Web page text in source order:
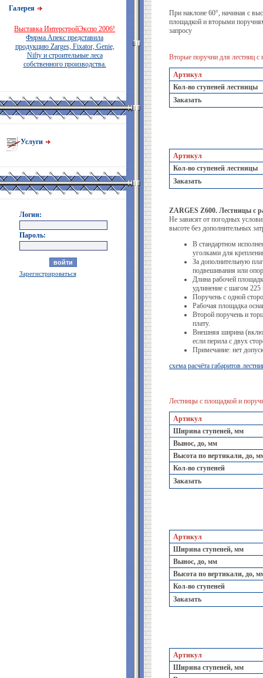
Галерея
Выставка ИнтерстройЭкспо 2006!
Фирма Апекс представила
продукцию Zarges, Fixator, Genie,
Nifty и строительные леса
собственного производства.
Услуги
Логин:
Пароль:
Зарегистрироваться
При наклоне 60°, начиная с
площадкой и вторыми
запросу
Вторые поручни для лестниц с
Артикул
Кол-во ступеней лестницы
Заказать
Артикул
Кол-во ступеней лестницы
Заказать
ZARGES Z600. Лестницы с
Не зависят от погодных
высоте без дополнительных
В стандартном
уголками для
За дополнительную
подвешивания или
Длина рабочей
удлинение с шагом
Поручень с одной
Рабочая площадка
Второй поручень и
плату.
Внешняя ширина
если перила с двух
Примечание: нет
схема расчёта габаритов
Лестницы с площадкой и
Артикул
Ширина ступеней, мм
Вынос, до, мм
Высота по вертикали, до,
Кол-во ступеней
Заказать
Артикул
Ширина ступеней, мм
Вынос, до, мм
Высота по вертикали, до,
Кол-во ступеней
Заказать
Артикул
Ширина ступеней, мм